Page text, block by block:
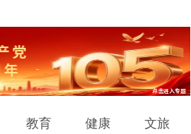
教育 健康 文旅